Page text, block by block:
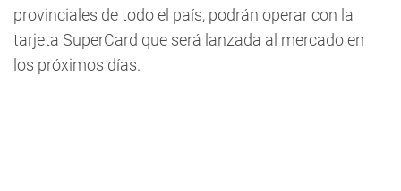
provinciales de todo el país, podrán operar con la
tarjeta SuperCard que será lanzada al mercado en
los próximos días.